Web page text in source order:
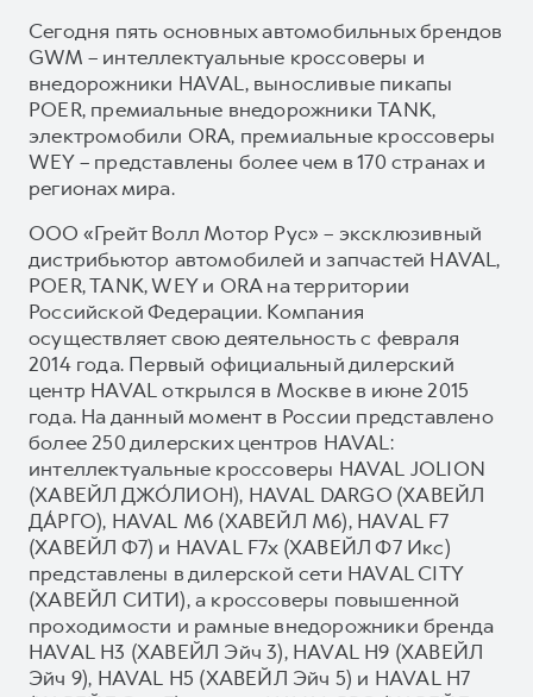
Сегодня пять основных автомобильных брендов
GWM – интеллектуальные кроссоверы и
внедорожники HAVAL, выносливые пикапы
POER, премиальные внедорожники TANK,
электромобили ORA, премиальные кроссоверы
WEY – представлены более чем в 170 странах и
регионах мира.
ООО «Грейт Волл Мотор Рус» – эксклюзивный
дистрибьютор автомобилей и запчастей HAVAL,
POER, TANK, WEY и ORA на территории
Российской Федерации. Компания
осуществляет свою деятельность с февраля
2014 года. Первый официальный дилерский
центр HAVAL открылся в Москве в июне 2015
года. На данный момент в России представлено
более 250 дилерских центров HAVAL:
интеллектуальные кроссоверы HAVAL JOLION
(ХАВЕЙЛ ДЖО́ЛИОН), HAVAL DARGO (ХАВЕЙЛ
ДА́РГО), HAVAL М6 (ХАВЕЙЛ M6), HAVAL F7
(ХАВЕЙЛ Ф7) и HAVAL F7x (ХАВЕЙЛ Ф7 Икс)
представлены в дилерской сети HAVAL CITY
(ХАВЕЙЛ СИТИ), а кроссоверы повышенной
проходимости и рамные внедорожники бренда
HAVAL H3 (ХАВЕЙЛ Эйч 3), HAVAL H9 (ХАВЕЙЛ
Эйч 9), HAVAL H5 (ХАВЕЙЛ Эйч 5) и HAVAL H7